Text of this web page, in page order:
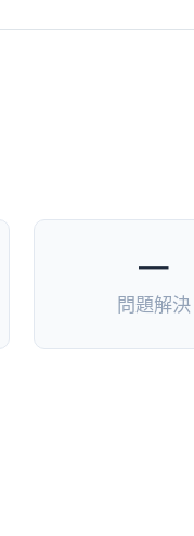
—
問題解決